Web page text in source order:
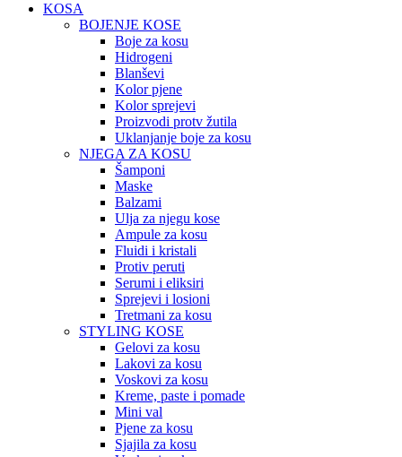
KOSA
BOJENJE KOSE
Boje za kosu
Hidrogeni
Blanševi
Kolor pjene
Kolor sprejevi
Proizvodi protv žutila
Uklanjanje boje za kosu
NJEGA ZA KOSU
Šamponi
Maske
Balzami
Ulja za njegu kose
Ampule za kosu
Fluidi i kristali
Protiv peruti
Serumi i eliksiri
Sprejevi i losioni
Tretmani za kosu
STYLING KOSE
Gelovi za kosu
Lakovi za kosu
Voskovi za kosu
Kreme, paste i pomade
Mini val
Pjene za kosu
Sjajila za kosu